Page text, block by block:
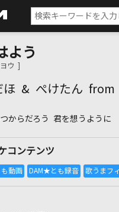
よう
ウ ]
ほ & ぺけたん from
からだろう 君を想うように
コンテンツ